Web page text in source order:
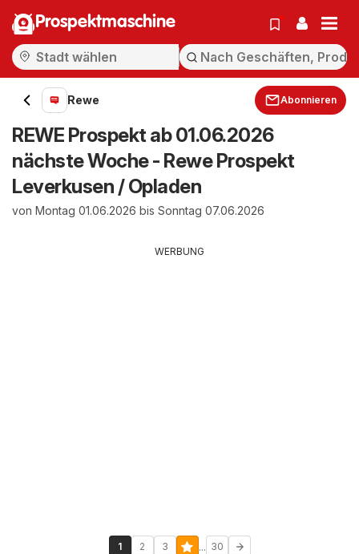
Prospektmaschine
Rewe Abonnieren
REWE Prospekt ab 01.06.2026
nächste Woche - Rewe Prospekt
Leverkusen / Opladen
von Montag 01.06.2026 bis Sonntag 07.06.2026
WERBUNG
1 2 3 ... 30